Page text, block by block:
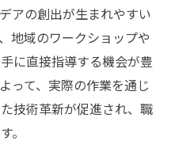
を選ぶ理由を解説
もたらす安心感とは
場選びで重視すべき点
な安定につながる理由
人という働き方を選ぶ
生活の安定と充実感
アの創出が生まれやすい
地域のワークショップや
に直接指導する機会が豊
って、実際の作業を通じ
技術革新が促進され、職
。